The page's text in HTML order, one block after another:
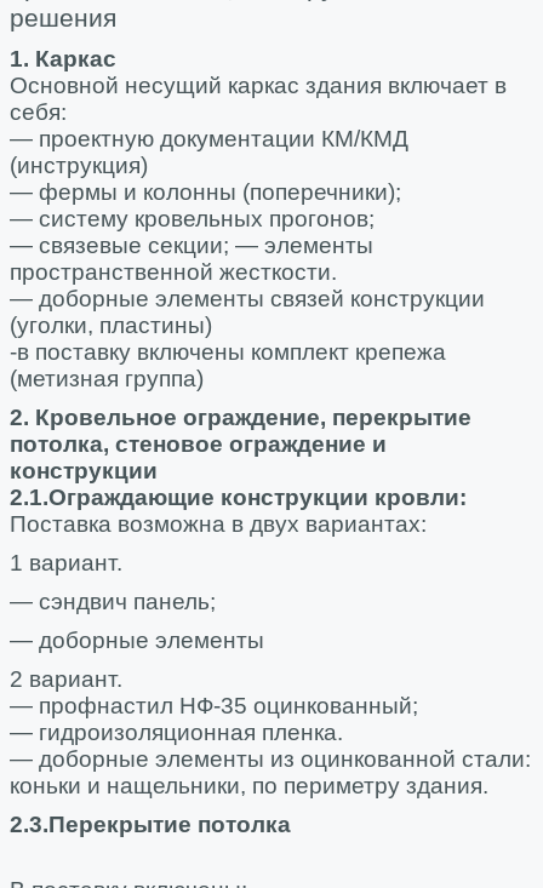
решения
1. Каркас
Основной несущий каркас здания включает в
себя:
— проектную документации КМ/КМД
(инструкция)
— фермы и колонны (поперечники);
— систему кровельных прогонов;
— связевые секции; — элементы
пространственной жесткости.
— доборные элементы связей конструкции
(уголки, пластины)
-в поставку включены комплект крепежа
(метизная группа)
2. Кровельное ограждение, перекрытие
потолка, стеновое ограждение и
конструкции
2.1.Ограждающие конструкции кровли:
Поставка возможна в двух вариантах:
1 вариант.
— сэндвич панель;
— доборные элементы
2 вариант.
— профнастил НФ-35 оцинкованный;
— гидроизоляционная пленка.
— доборные элементы из оцинкованной стали:
коньки и нащельники, по периметру здания.
2.3.Перекрытие потолка